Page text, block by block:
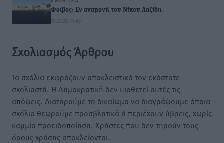
Φοίβος: Εν αναμονή του Νίκου Λαζίδη
06.08.26 · 16:49
Σχολιασμός Άρθρου
Τα σχόλια εκφράζουν αποκλειστικά τον εκάστοτε
σχολιαστή. Η Δημοκρατική δεν υιοθετεί αυτές τις
απόψεις. Διατηρούμε το δικαίωμα να διαγράψουμε όποια
σχόλια θεωρούμε προσβλητικά ή περιέχουν ύβρεις, χωρίς
καμμία προειδοποίηση. Χρήστες που δεν τηρούν τους
όρους χρήσης αποκλείονται.